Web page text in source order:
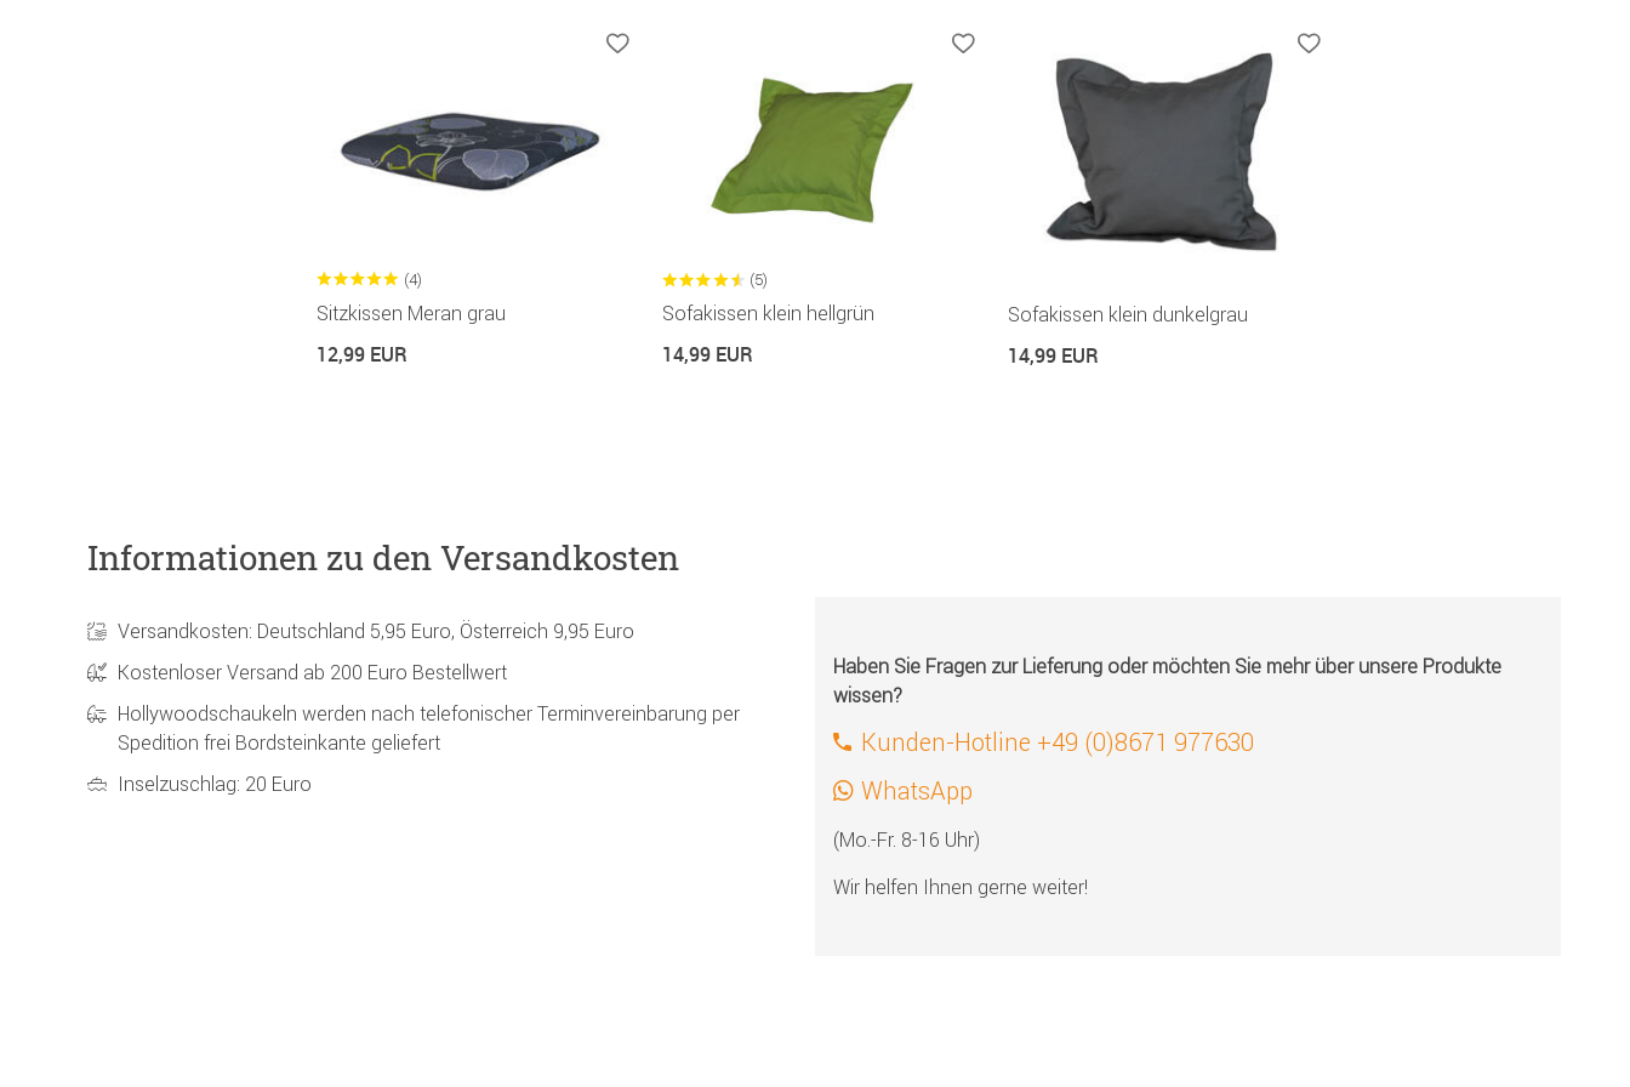
(4)
Sitzkissen Meran grau
12,99 EUR
(5)
Sofakissen klein hellgrün
14,99 EUR
Sofakissen klein dunkelgrau
14,99 EUR
Informationen zu den Versandkosten
Versandkosten: Deutschland 5,95 Euro, Österreich 9,95 Euro
Kostenloser Versand ab 200 Euro Bestellwert
Hollywoodschaukeln werden nach telefonischer Terminvereinbarung per
Spedition frei Bordsteinkante geliefert
Inselzuschlag: 20 Euro
Haben Sie Fragen zur Lieferung oder möchten Sie mehr über unsere Produkte
wissen?
Kunden-Hotline +49 (0)8671 977630
WhatsApp
(Mo.-Fr. 8-16 Uhr)
Wir helfen Ihnen gerne weiter!